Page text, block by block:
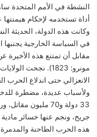
النشطة في الأمم المتحدة
أداة تستخدمه لإحكام
وكانت هذه الدولة، الحديثة
في السياسة الخارجية يجنبها
مقابل أن تمتنع هذه الأخيرة
مونرو: 1823). نجحت
الانعزالي حتى اندلاع الحرب
ولأسباب عديدة، مضطرة
هذه الحرب الطاحنة